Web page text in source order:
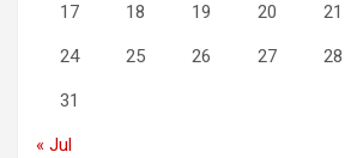
17 18 19 20 21
24 25 26 27 28
31
« Jul